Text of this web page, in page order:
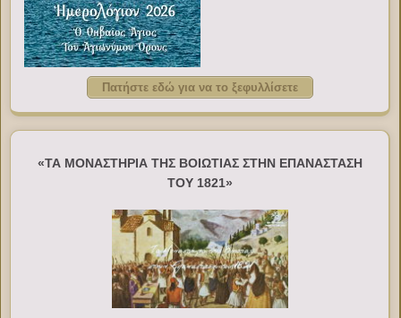
Πατήστε εδώ για να το ξεφυλλίσετε
«ΤΑ ΜΟΝΑΣΤΗΡΙΑ ΤΗΣ ΒΟΙΩΤΙΑΣ ΣΤΗΝ ΕΠΑΝΑΣΤΑΣΗ
ΤΟΥ 1821»